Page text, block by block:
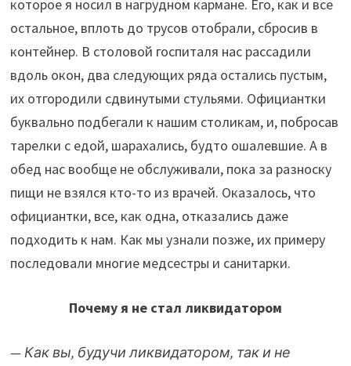
которое я носил в нагрудном кармане. Его, как и все
остальное, вплоть до трусов отобрали, сбросив в
контейнер. В столовой госпиталя нас рассадили
вдоль окон, два следующих ряда остались пустым,
их отгородили сдвинутыми стульями. Официантки
буквально подбегали к нашим столикам, и, побросав
тарелки с едой, шарахались, будто ошалевшие. А в
обед нас вообще не обслуживали, пока за разноску
пищи не взялся кто-то из врачей. Оказалось, что
официантки, все, как одна, отказались даже
подходить к нам. Как мы узнали позже, их примеру
последовали многие медсестры и санитарки.
Почему я не стал ликвидатором
— Как вы, будучи ликвидатором, так и не